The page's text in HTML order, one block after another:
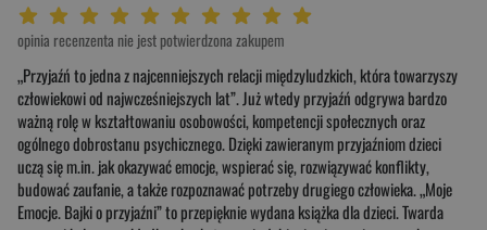
Twoja ocena: Arcydzieło 10/10"
Twoja ocena: Wybitna 9/10"
Twoja ocena: Rewelacyjna 8/10"
Twoja ocena: Bardzo dobra 7/10"
Twoja ocena: Dobra 6/10"
Twoja ocena: Przeciętna 5/10"
Twoja ocena: Może być 4/10"
Twoja ocena: Słaba 3/10"
Twoja ocena: Bardzo słaba 2/10"
Twoja ocena: Beznadziejna 1/10"
opinia recenzenta nie jest potwierdzona zakupem
„Przyjaźń to jedna z najcenniejszych relacji międzyludzkich, która towarzyszy
człowiekowi od najwcześniejszych lat”. Już wtedy przyjaźń odgrywa bardzo
ważną rolę w kształtowaniu osobowości, kompetencji społecznych oraz
ogólnego dobrostanu psychicznego. Dzięki zawieranym przyjaźniom dzieci
uczą się m.in. jak okazywać emocje, wspierać się, rozwiązywać konflikty,
budować zaufanie, a także rozpoznawać potrzeby drugiego człowieka. „Moje
Emocje. Bajki o przyjaźni” to przepięknie wydana książka dla dzieci. Twarda